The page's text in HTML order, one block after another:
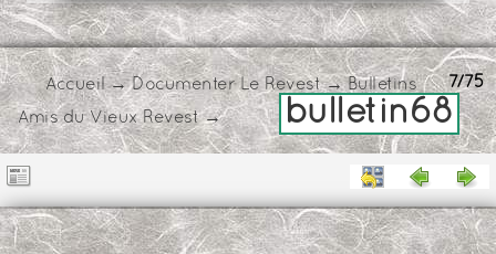
7/75
Accueil→Documenter Le Revest→Bulletins
Amis du Vieux Revest→ bulletin68